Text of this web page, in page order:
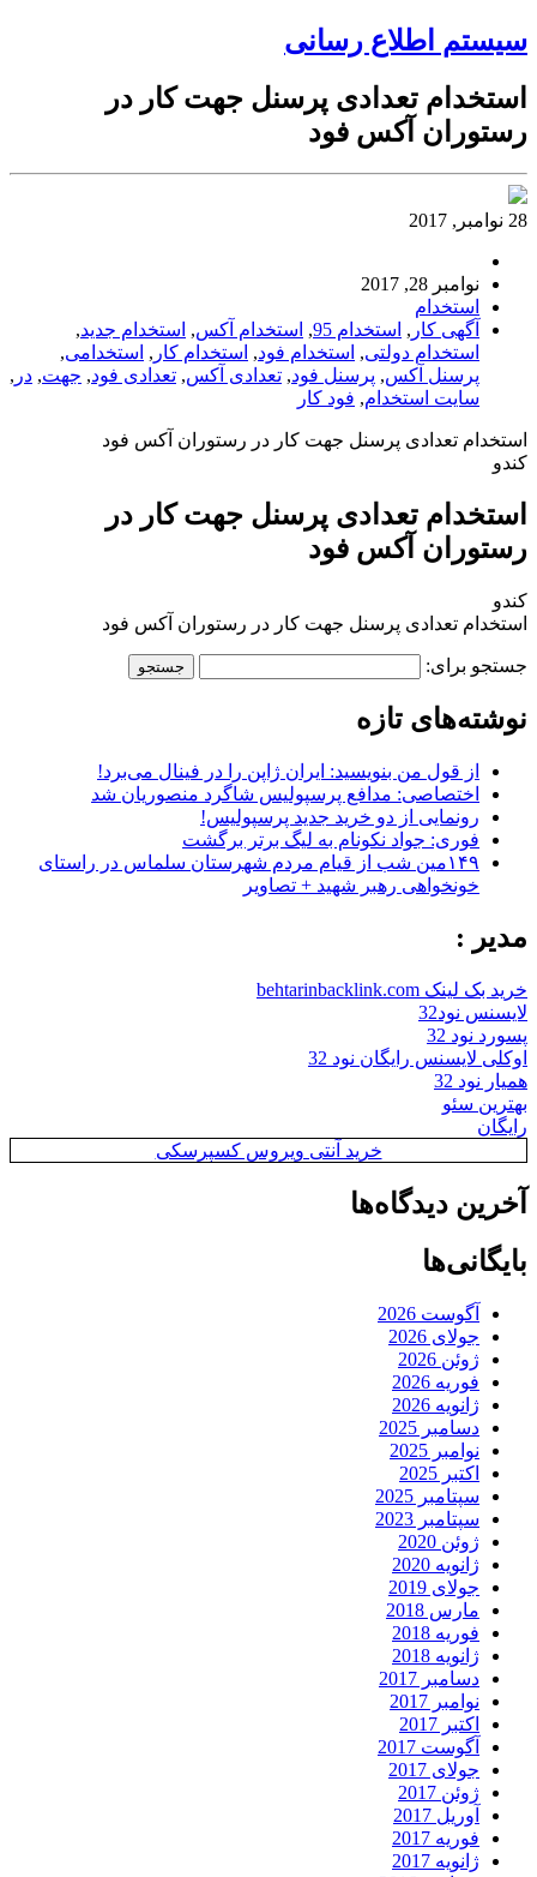
سیستم اطلاع رسانی
استخدام تعدادی پرسنل جهت کار در
رستوران آکس فود
28 نوامبر, 2017
نوامبر 28, 2017
استخدام
آگهی کار , استخدام 95 , استخدام آکس, استخدام جدید,
استخدام دولتی, استخدام فود, استخدام کار , استخدامی,
پرسنل آکس, پرسنل فود, تعدادی آکس, تعدادی فود, جهت, در ,
سایت استخدام, فود کار
استخدام تعدادی پرسنل جهت کار در رستوران آکس فود
کندو
استخدام تعدادی پرسنل جهت کار در
رستوران آکس فود
کندو
استخدام تعدادی پرسنل جهت کار در رستوران آکس فود
جستجو برای:
نوشته‌های تازه
از قول من بنویسید: ایران ژاپن را در فینال می‌برد!
اختصاصی: مدافع پرسپولیس شاگرد منصوریان شد
رونمایی از دو خرید جدید پرسپولیس!
فوری: جواد نکونام به لیگ برتر برگشت
۱۴۹مین شب از قیام مردم شهرستان سلماس در راستای
خونخواهی رهبر شهید + تصاویر
مدیر :
خرید بک لینک behtarinbacklink.com
لایسنس نود32
پسورد نود 32
اوکلی لایسنس رایگان نود 32
همیار نود 32
بهترین سئو
رایگان
خرید آنتی ویروس کسپرسکی
آخرین دیدگاه‌ها
بایگانی‌ها
آگوست 2026
جولای 2026
ژوئن 2026
فوریه 2026
ژانویه 2026
دسامبر 2025
نوامبر 2025
اکتبر 2025
سپتامبر 2025
سپتامبر 2023
ژوئن 2020
ژانویه 2020
جولای 2019
مارس 2018
فوریه 2018
ژانویه 2018
دسامبر 2017
نوامبر 2017
اکتبر 2017
آگوست 2017
جولای 2017
ژوئن 2017
آوریل 2017
فوریه 2017
ژانویه 2017